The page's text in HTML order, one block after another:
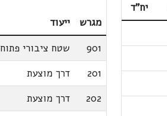
יח"ד
מגרש ייעוד
901
שטח ציבורי פתוח
201
דרך מוצעת
202
דרך מוצעת